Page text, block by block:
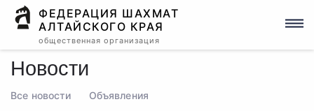
ФЕДЕРАЦИЯ ШАХМАТ
АЛТАЙСКОГО КРАЯ
общественная организация
Новости
Все новости Объявления